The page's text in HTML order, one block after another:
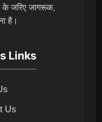
के जरिए जागरूक,
है।
Links
Us